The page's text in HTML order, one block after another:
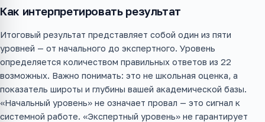
Как интерпретировать результат
Итоговый результат представляет собой один из пяти
уровней — от начального до экспертного. Уровень
определяется количеством правильных ответов из 22
возможных. Важно понимать: это не школьная оценка, а
показатель широты и глубины вашей академической базы.
«Начальный уровень» не означает провал — это сигнал к
системной работе. «Экспертный уровень» не гарантирует